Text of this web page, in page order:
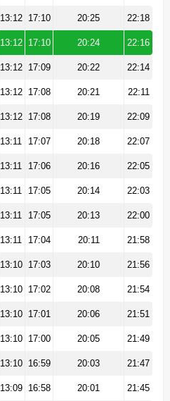
13:12 17:10 20:25 22:18
13:12 17:10 20:24 22:16
13:12 17:09 20:22 22:14
13:12 17:08 20:21 22:11
13:12 17:08 20:19 22:09
13:11 17:07 20:18 22:07
13:11 17:06 20:16 22:05
13:11 17:05 20:14 22:03
13:11 17:05 20:13 22:00
13:11 17:04 20:11 21:58
13:10 17:03 20:10 21:56
13:10 17:02 20:08 21:54
13:10 17:01 20:06 21:51
13:10 17:00 20:05 21:49
13:10 16:59 20:03 21:47
13:09 16:58 20:01 21:45